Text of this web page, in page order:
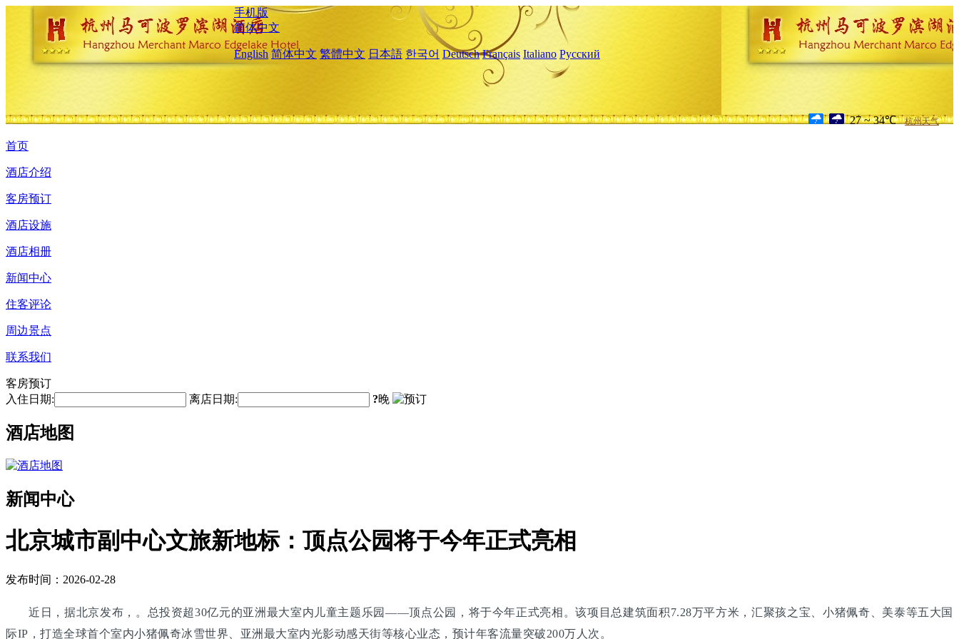
手机版
简体中文
English 简体中文 繁體中文 日本語 한국어 Deutsch Français Italiano Русский
27 ~ 34℃ 杭州天气
首页
酒店介绍
客房预订
酒店设施
酒店相册
新闻中心
住客评论
周边景点
联系我们
客房预订
入住日期:
离店日期: ?晚
酒店地图
新闻中心
北京城市副中心文旅新地标：顶点公园将于今年正式亮相
发布时间：2026-02-28
近日，据北京发布，。总投资超30亿元的亚洲最大室内儿童主题乐园——顶点公园，将于今年正式亮相。该项目总建筑面积7.28万平方米，汇聚孩之宝、小猪佩奇、美泰等五大国
际IP，打造全球首个室内小猪佩奇冰雪世界、亚洲最大室内光影动感天街等核心业态，预计年客流量突破200万人次。